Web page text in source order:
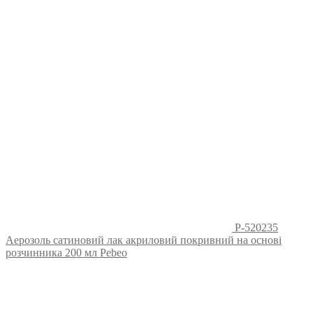
P-520235
Аерозоль сатиновий лак акриловий покривний на основі
розчинника 200 мл Pebeo